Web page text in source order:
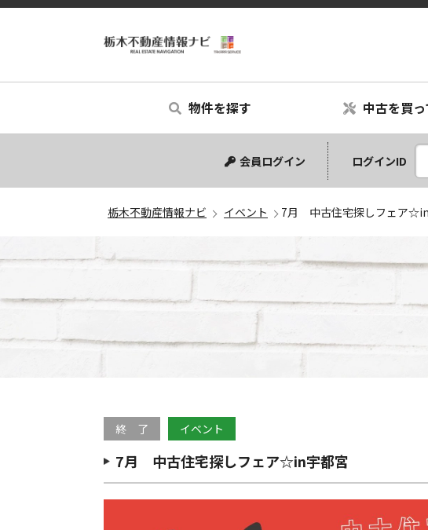
物件を探す
中古一戸建て
中古マンション
土地
新築一戸建て
中古を買
会員ログイン ログインID
栃木不動産情報ナビ イベント 7月 中古住宅探しフェア
終 了 イベント
7月 中古住宅探しフェア☆in宇都宮